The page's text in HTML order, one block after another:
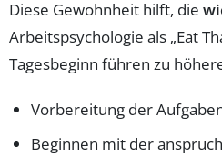
Diese Gewohnheit hilft, die
Arbeitspsychologie als „Eat
Tagesbeginn führen zu
Vorbereitung der
Beginnen mit der